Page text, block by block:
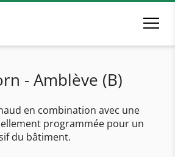
- Amblève (B)
en combination avec une
programmée pour un
du bâtiment.